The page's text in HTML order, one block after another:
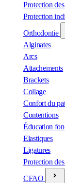
Protection
Protection
Orthodontie
Alginates
Arcs
Attachements
Brackets
Collage
Confort du
Contentions
Éducation
Elastiques
Ligatures
Protection
CFAO